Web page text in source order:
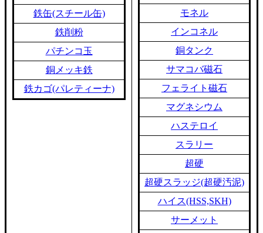
鉄缶(スチール缶)
鉄削粉
パチンコ玉
銅メッキ鉄
鉄カゴ(パレティーナ)
モネル
インコネル
銅タンク
サマコバ磁石
フェライト磁石
マグネシウム
ハステロイ
スラリー
超硬
超硬スラッジ(超硬汚泥)
ハイス(HSS,SKH)
サーメット